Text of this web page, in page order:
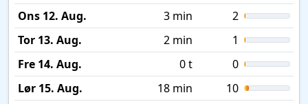
Ons 12. Aug.
3 min
2
Tor 13. Aug.
2 min
1
Fre 14. Aug.
0 t
0
Lør 15. Aug.
18 min
10